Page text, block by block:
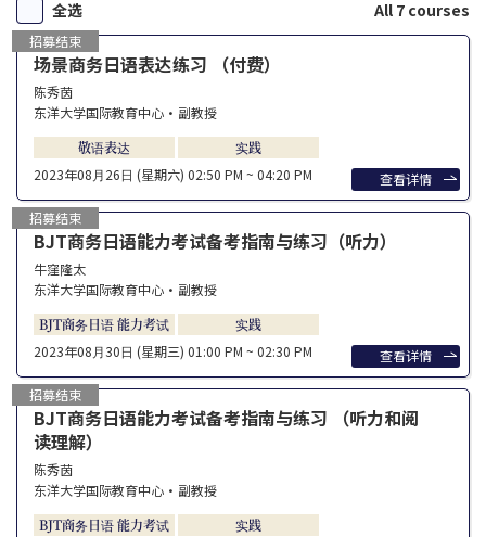
全选 All 7 courses
招募结束
2023年08⽉26⽇ (星期六) 02:50 PM ~ 04:20 PM
敬语表达 实践
陈秀茵
东洋大学国际教育中心・副教授
场景商务日语表达练习 （付费）
查看详情
招募结束
2023年08⽉30⽇ (星期三) 01:00 PM ~ 02:30 PM
BJT商务日语 能力考试 实践
牛窪隆太
东洋大学国际教育中心・副教授
BJT商务日语能力考试备考指南与练习（听力）
查看详情
招募结束
BJT商务日语 能力考试 实践
陈秀茵
东洋大学国际教育中心・副教授
BJT商务日语能力考试备考指南与练习 （听力和阅
读理解）